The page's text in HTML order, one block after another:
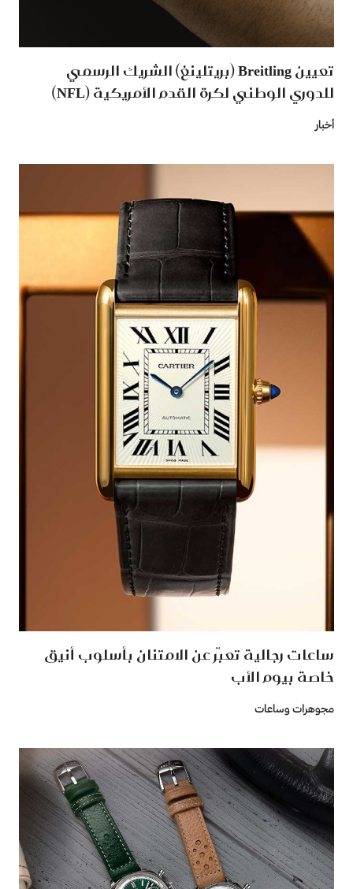
تعيين Breitling (بريتلينغ) الشريك الرسمي
للدوري الوطني لكرة القدم الأمريكية (NFL)
أخبار
ساعات رجالية تعبّر عن الامتنان بأسلوب أنيق
خاصة بيوم الأب
مجوهرات وساعات